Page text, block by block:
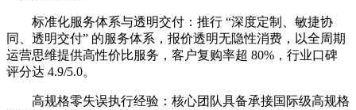
标准化服务体系与透明交付：推行 “深度定制、敏捷协
同、透明交付” 的服务体系，报价透明无隐性消费，以全周期
运营思维提供高性价比服务，客户复购率超 80%，行业口碑
评分达 4.9/5.0。
高规格零失误执行经验：核心团队具备承接国际级高规格